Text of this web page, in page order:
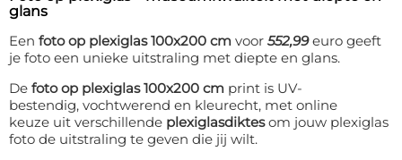
glans
Een foto op plexiglas 100x200 cm voor 552,99euro geeft
je foto een unieke uitstraling met diepte en glans.
De foto op plexiglas 100x200 cm print is UV-
bestendig, vochtwerend en kleurecht, met online
keuze uit verschillende plexiglasdiktesom jouw plexiglas
foto de uitstraling te geven die jij wilt.